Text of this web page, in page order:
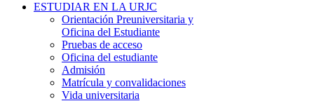
ESTUDIAR EN LA URJC
Orientación Preuniversitaria y
Oficina del Estudiante
Pruebas de acceso
Oficina del estudiante
Admisión
Matrícula y convalidaciones
Vida universitaria